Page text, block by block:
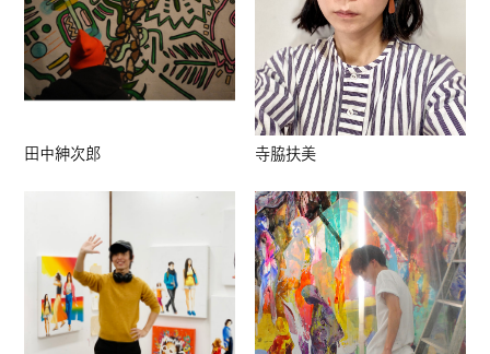
田中紳次郎 寺脇扶美